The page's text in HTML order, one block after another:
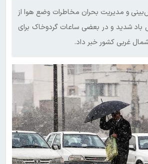
و مدیریت بحران مخاطرات وضع هوا از
باد شدید و در بعضی ساعات گردوخاک برای
غربی کشور خبر داد.